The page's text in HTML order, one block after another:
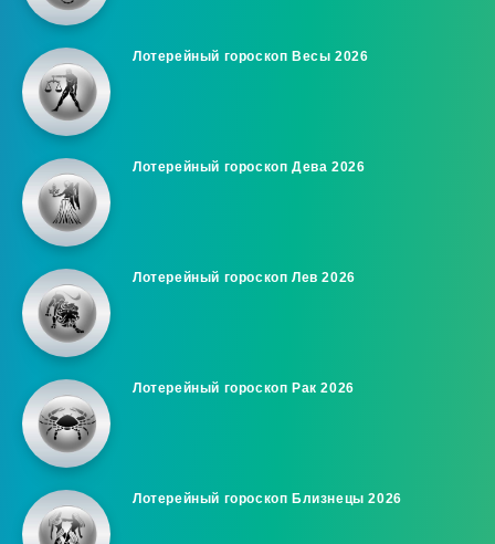
Лотерейный гороскоп Весы 2026
Лотерейный гороскоп Дева 2026
Лотерейный гороскоп Лев 2026
Лотерейный гороскоп Рак 2026
Лотерейный гороскоп Близнецы 2026